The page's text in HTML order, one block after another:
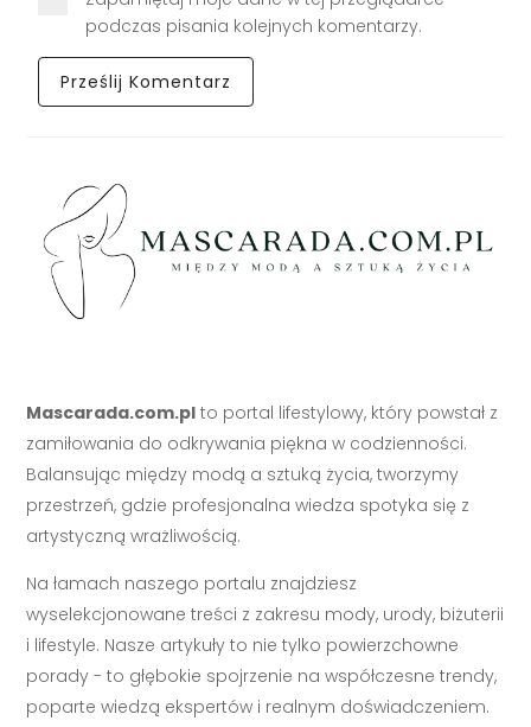
podczas pisania kolejnych komentarzy.
Mascarada.com.pl to portal lifestylowy, który powstał z
zamiłowania do odkrywania piękna w codzienności.
Balansując między modą a sztuką życia, tworzymy
przestrzeń, gdzie profesjonalna wiedza spotyka się z
artystyczną wrażliwością.
Na łamach naszego portalu znajdziesz
wyselekcjonowane treści z zakresu mody, urody, biżuterii
i lifestyle. Nasze artykuły to nie tylko powierzchowne
porady - to głębokie spojrzenie na współczesne trendy,
poparte wiedzą ekspertów i realnym doświadczeniem.